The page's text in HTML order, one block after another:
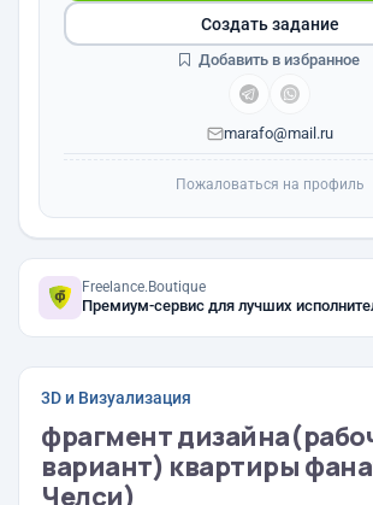
marafo@mail.ru
Создать задание
Добавить в избранное
Пожаловаться на профиль
Freelance.Boutique
Премиум-сервис для лучших
3D и Визуализация
фрагмент
вариант) квартиры
Челси)